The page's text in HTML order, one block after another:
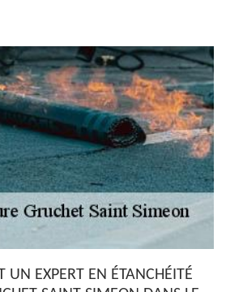
UN EXPERT EN ÉTANCHÉITÉ